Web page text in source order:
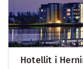
Hotellit i